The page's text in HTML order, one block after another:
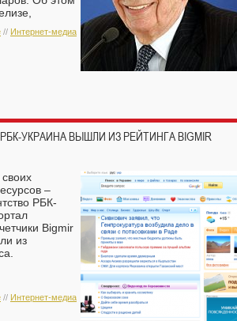
// Интернет-медиа
РБК-УКРАИНА ВЫШЛИ ИЗ РЕЙТИНГА BIGMIR
–
РБК-
Bigmir
из
// Интернет-медиа